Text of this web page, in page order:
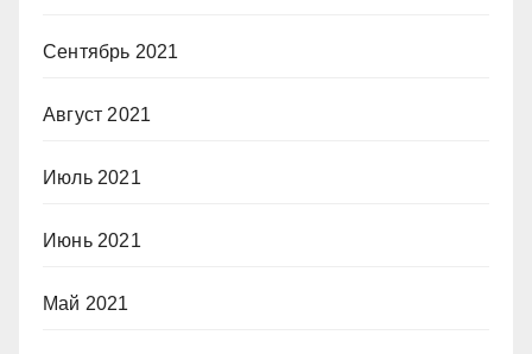
Сентябрь 2021
Август 2021
Июль 2021
Июнь 2021
Май 2021